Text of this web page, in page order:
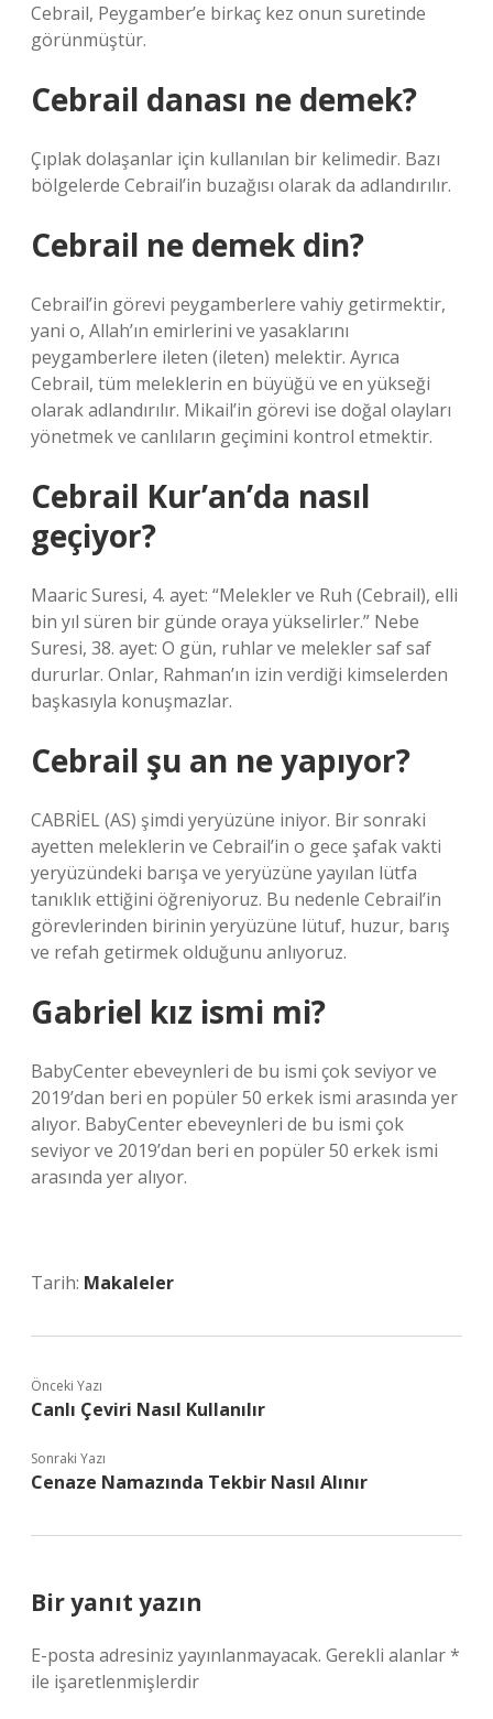
Cebrail, Peygamber’e birkaç kez onun suretinde
görünmüştür.
Cebrail danası ne demek?
Çıplak dolaşanlar için kullanılan bir kelimedir. Bazı
bölgelerde Cebrail’in buzağısı olarak da adlandırılır.
Cebrail ne demek din?
Cebrail’in görevi peygamberlere vahiy getirmektir,
yani o, Allah’ın emirlerini ve yasaklarını
peygamberlere ileten (ileten) melektir. Ayrıca
Cebrail, tüm meleklerin en büyüğü ve en yükseği
olarak adlandırılır. Mikail’in görevi ise doğal olayları
yönetmek ve canlıların geçimini kontrol etmektir.
Cebrail Kur’an’da nasıl
geçiyor?
Maaric Suresi, 4. ayet: “Melekler ve Ruh (Cebrail), elli
bin yıl süren bir günde oraya yükselirler.” Nebe
Suresi, 38. ayet: O gün, ruhlar ve melekler saf saf
dururlar. Onlar, Rahman’ın izin verdiği kimselerden
başkasıyla konuşmazlar.
Cebrail şu an ne yapıyor?
CABRİEL (AS) şimdi yeryüzüne iniyor. Bir sonraki
ayetten meleklerin ve Cebrail’in o gece şafak vakti
yeryüzündeki barışa ve yeryüzüne yayılan lütfa
tanıklık ettiğini öğreniyoruz. Bu nedenle Cebrail’in
görevlerinden birinin yeryüzüne lütuf, huzur, barış
ve refah getirmek olduğunu anlıyoruz.
Gabriel kız ismi mi?
BabyCenter ebeveynleri de bu ismi çok seviyor ve
2019’dan beri en popüler 50 erkek ismi arasında yer
alıyor. BabyCenter ebeveynleri de bu ismi çok
seviyor ve 2019’dan beri en popüler 50 erkek ismi
arasında yer alıyor.
Tarih: Makaleler
Önceki Yazı
Canlı Çeviri Nasıl Kullanılır
Sonraki Yazı
Cenaze Namazında Tekbir Nasıl Alınır
Bir yanıt yazın
E-posta adresiniz yayınlanmayacak. Gerekli alanlar*
ile işaretlenmişlerdir